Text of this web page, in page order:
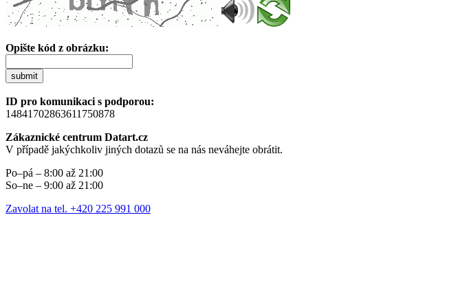
Opište kód z obrázku:
submit
ID pro komunikaci s podporou:
14841702863611750878
Zákaznické centrum Datart.cz
V případě jakýchkoliv jiných dotazů se na nás neváhejte obrátit.
Po–pá – 8:00 až 21:00
So–ne – 9:00 až 21:00
Zavolat na tel. +420 225 991 000